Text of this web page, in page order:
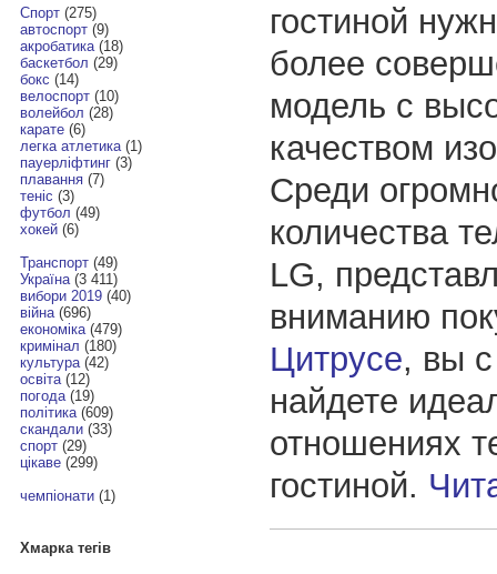
Спорт(275)
автоспорт(9)
акробатика(18)
баскетбол (29)
бокс (14)
велоспорт(10)
волейбол (28)
карате(6)
легка атлетика(1)
пауерліфтинг(3)
плавання(7)
теніс (3)
футбол (49)
хокей(6)
Транспорт(49)
Україна(3 411)
вибори 2019(40)
війна(696)
економіка(479)
кримінал (180)
культура(42)
освіта(12)
погода(19)
політика(609)
скандали(33)
спорт(29)
цікаве(299)
чемпіонати(1)
Хмарка тегів
гостиной
более
модель с
качеством
Среди
количества
LG,
вниманию
Цитрусе, вы с
найдете
отношениях
гостиной.